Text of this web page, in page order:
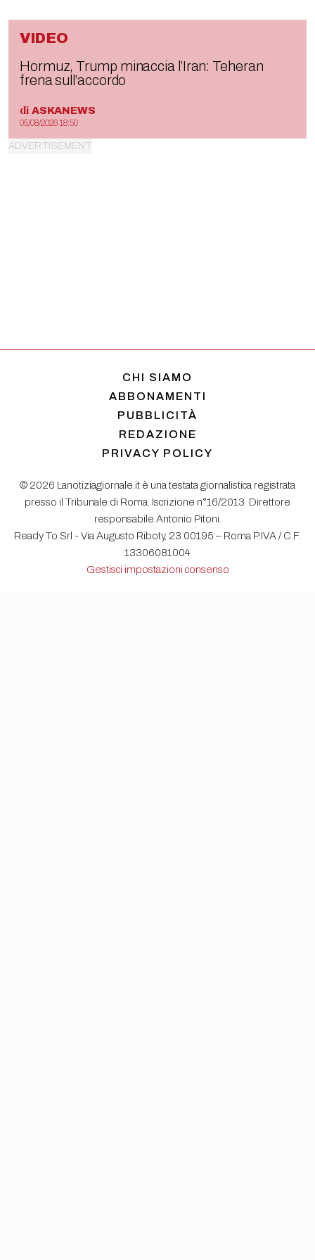
VIDEO
Hormuz, Trump minaccia l’Iran: Teheran
frena sull’accordo
di ASKANEWS
05/08/2026 18:50
CHI SIAMO
ABBONAMENTI
PUBBLICITÀ
REDAZIONE
PRIVACY POLICY
© 2026 Lanotiziagiornale.it è una testata giornalistica registrata
presso il Tribunale di Roma. Iscrizione n°16/2013. Direttore
responsabile Antonio Pitoni.
Ready To Srl - Via Augusto Riboty, 23 00195 – Roma P.IVA / C.F.
13306081004
Gestisci impostazioni consenso